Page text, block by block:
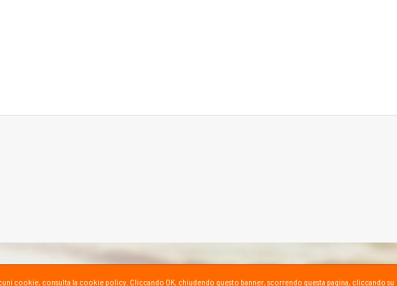
cookie, consulta la cookie policy. Cliccando OK, chiudendo questo banner, scorrendo questa pagina, cliccando su